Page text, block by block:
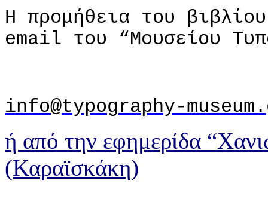
Η προμήθεια του
email του “Μουσείου
info@typography-
ή από την εφημερίδα
(Καραϊσκάκη)